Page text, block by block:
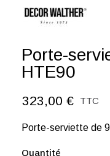
Porte-
HTE90
323,00 € TTC
Porte-
Quantité